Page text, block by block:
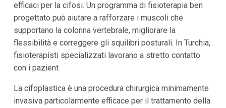
efficaci per la cifosi. Un programma di fisioterapia ben
progettato può aiutare a rafforzare i muscoli che
supportano la colonna vertebrale, migliorare la
flessibilità e correggere gli squilibri posturali. In Turchia,
fisioterapisti specializzati lavorano a stretto contatto
con i pazient
La cifoplastica è una procedura chirurgica minimamente
invasiva particolarmente efficace per il trattamento della